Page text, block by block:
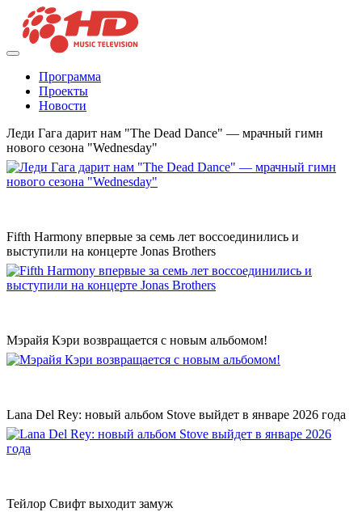
Программа
Проекты
Новости
Леди Гага дарит нам "The Dead Dance" — мрачный гимн
нового сезона "Wednesday"
Fifth Harmony впервые за семь лет воссоединились и
выступили на концерте Jonas Brothers
Мэрайя Кэри возвращается с новым альбомом!
Lana Del Rey: новый альбом Stove выйдет в январе 2026 года
Тейлор Свифт выходит замуж